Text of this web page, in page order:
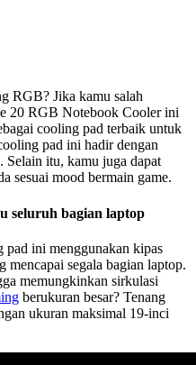
RGB? Jika kamu salah
20 RGB Notebook Cooler ini
cooling pad terbaik untuk
pad ini hadir dengan
itu, kamu juga dapat
sesuai mood bermain game.
seluruh bagian laptop
pad ini menggunakan kipas
mencapai segala bagian laptop.
memungkinkan sirkulasi
berukuran besar? Tenang
ukuran maksimal 19-inci